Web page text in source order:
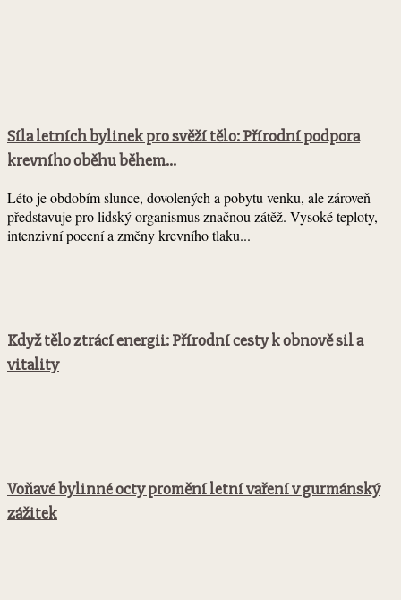
Síla letních bylinek pro svěží tělo: Přírodní podpora
krevního oběhu během...
Léto je obdobím slunce, dovolených a pobytu venku, ale zároveň
představuje pro lidský organismus značnou zátěž. Vysoké teploty,
intenzivní pocení a změny krevního tlaku...
Když tělo ztrácí energii: Přírodní cesty k obnově sil a
vitality
Voňavé bylinné octy promění letní vaření v gurmánský
zážitek